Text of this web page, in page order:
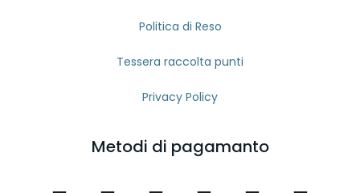
Politica di Reso
Tessera raccolta punti
Privacy Policy
Metodi di pagamanto